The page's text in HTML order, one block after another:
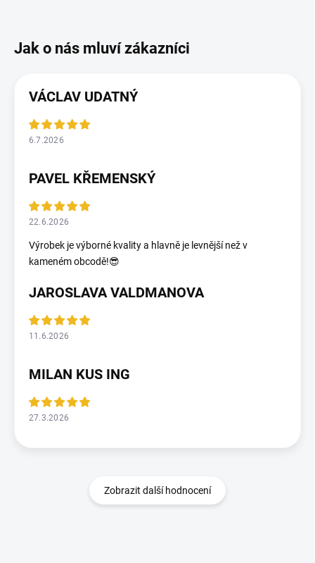
VÁCLAV UDATNÝ
6.7.2026
PAVEL KŘEMENSKÝ
22.6.2026
Výrobek je výborné kvality a hlavně je levnější než v
kameném obcodě!😎
JAROSLAVA VALDMANOVA
11.6.2026
MILAN KUS ING
27.3.2026
Zobrazit další hodnocení